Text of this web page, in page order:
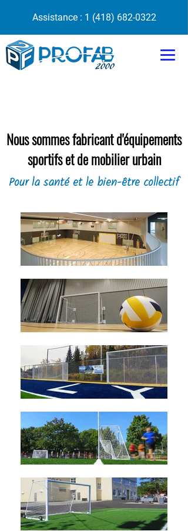
Assistance : 1 (418) 682-0322
Nous sommes fabricant d'équipements
sportifs et de mobilier urbain
Pour la santé et le bien-être collectif